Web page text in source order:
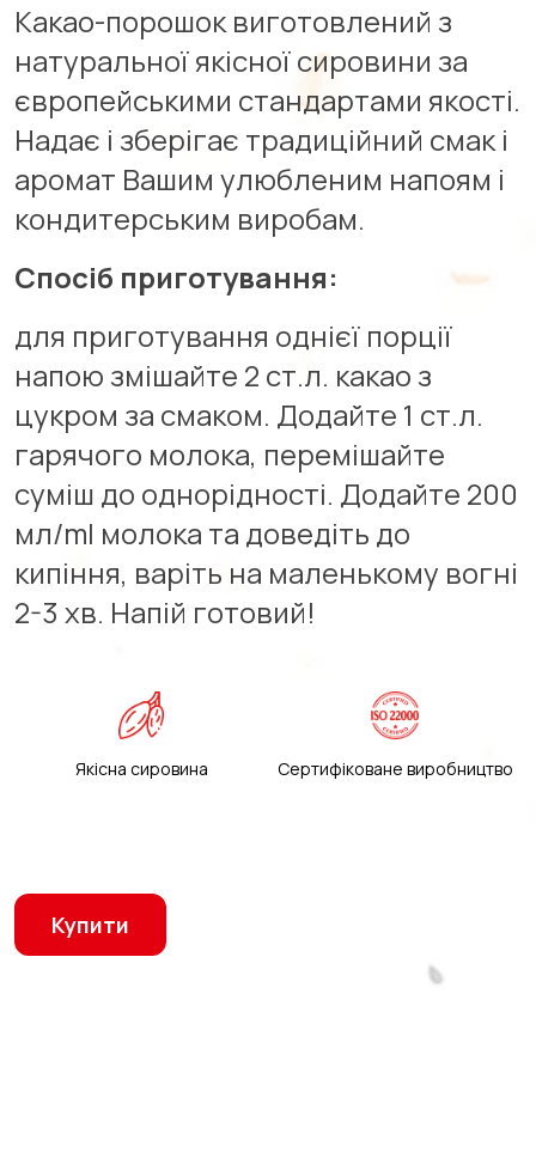
Какао-порошок виготовлений з
натуральної якісної сировини за
європейськими стандартами якості.
Надає і зберігає традиційний смак і
аромат Вашим улюбленим напоям і
кондитерським виробам.
Спосіб приготування:
для приготування однієї порції
напою змішайте 2 ст.л. какао з
цукром за смаком. Додайте 1 ст.л.
гарячого молока, перемішайте
суміш до однорідності. Додайте 200
мл/ml молока та доведіть до
кипіння, варіть на маленькому вогні
2-3 хв. Напій готовий!
Якісна сировина Сертифіковане виробництво
Купити